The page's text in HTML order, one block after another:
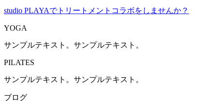
studio PLAYAでトリートメントコラボをしませんか？
YOGA
サンプルテキスト。サンプルテキスト。
PILATES
サンプルテキスト。サンプルテキスト。
ブログ